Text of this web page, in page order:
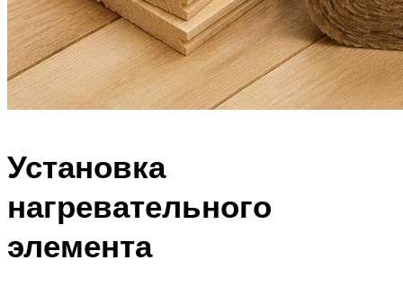
Установка
нагревательного
элемента